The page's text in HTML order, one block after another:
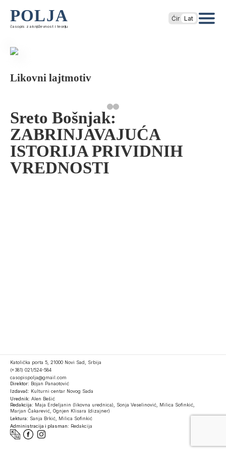
POLJA
časopis za književnost i teoriju
Ćir Lat
Likovni lajtmotiv
Sreto Bošnjak:
ZABRINJAVAJUĆA
ISTORIJA PRIVIDNIH
VREDNOSTI
Katolička porta 5, 21000 Novi Sad, Srbija
(+381) 021/524-584
casopispolja@gmail.com
Direktor: Bojan Panaotović
Izdavač: Kulturni centar Novog Sada
Urednik: Alen Bešić
Redakcija: Maja Erdeljanin (likovna urednica), Sonja Veselinović, Milica Sofinkić,
Marjan Čakarević, Ognjen Klisara (dizajner)
Lektura: Sanja Brkić, Milica Sofinkić
Administracija i plasman: Redakcija